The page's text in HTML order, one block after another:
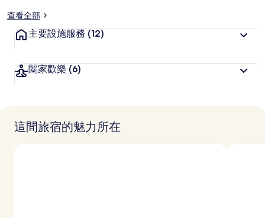
查看全部
主要設施服務 (12)
闔家歡樂 (6)
這間旅宿的魅力所在